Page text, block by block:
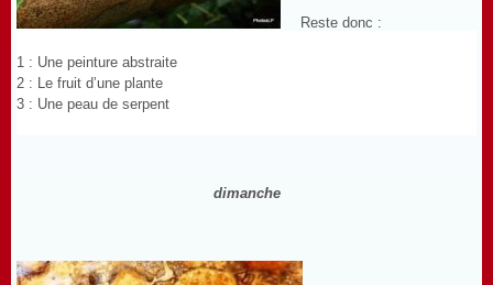
Reste donc :
1 : Une peinture abstraite
2 : Le fruit d’une plante
3 : Une peau de serpent
dimanche